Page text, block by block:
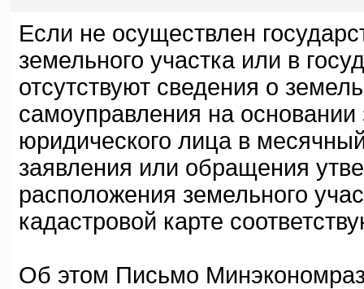
Если не осуществлен
земельного участка или в
отсутствуют сведения о
самоуправления на
юридического лица в
заявления или обращения
расположения земельного
кадастровой карте
Об этом Письмо